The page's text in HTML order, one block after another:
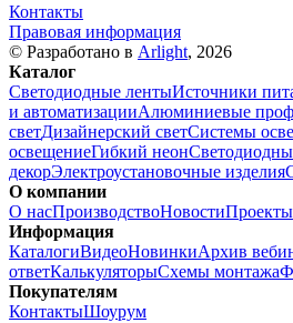
Контакты
Правовая информация
© Разработано в Arlight, 2026
Каталог
Светодиодные лентыИсточники
и автоматизацииАлюминиевые
светДизайнерский светСистемы
освещениеГибкий неон
декорЭлектроустановочные изделия
О компании
О насПроизводствоНовостиПроекты
Информация
КаталогиВидеоНовинкиАрхив
ответКалькуляторыСхемы монтажа
Покупателям
КонтактыШоурум